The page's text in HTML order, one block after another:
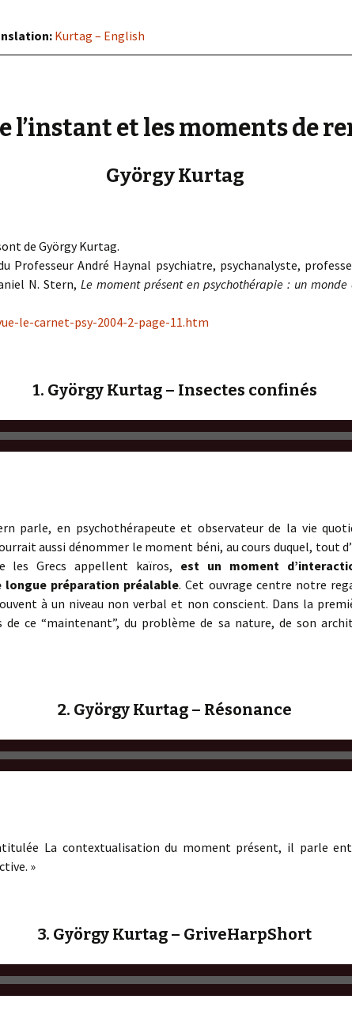
Kurtag – English
l’instant et les moments de
György Kurtag
de György Kurtag.
Professeur André Haynal psychiatre, psychanalyste,
N. Stern, Le moment présent en psychothérapie : un
le-carnet-psy-2004-2-page-11.htm
1. György Kurtag – Insectes confinés
parle, en psychothérapeute et observateur de la vie
aussi dénommer le moment béni, au cours duquel, tout
les Grecs appellent kaïros, est un moment
longue préparation préalable. Cet ouvrage centre notre
à un niveau non verbal et non conscient. Dans la
de ce “maintenant”, du problème de sa nature, de son
2. György Kurtag – Résonance
La contextualisation du moment présent, il parle
»
3. György Kurtag – GriveHarpShort